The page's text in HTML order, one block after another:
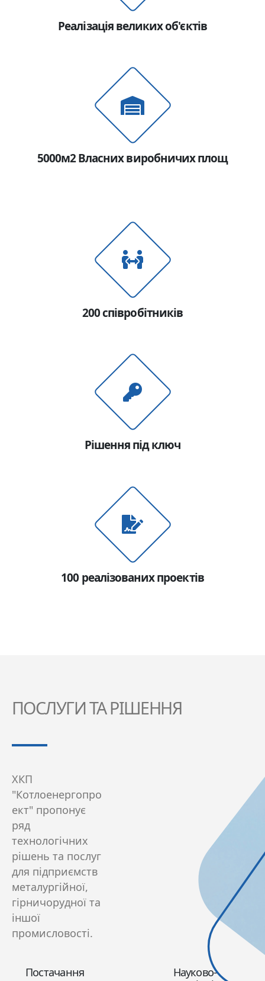
Реалізація великих об'єктів
5000м2 Власних виробничих площ
200 співробітників
Рішення під ключ
100 реалізованих проектів
ПОСЛУГИ ТА РІШЕННЯ
ХКП
"Котлоенергопро
ект" пропонує
ряд
технологічних
рішень та послуг
для підприємств
металургійної,
гірничорудної та
іншої
промисловості.
Постачання
Науково-